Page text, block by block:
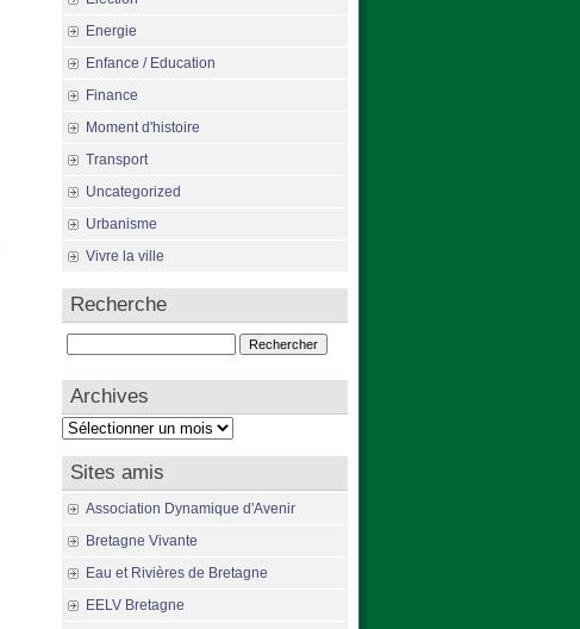
Energie
Enfance / Education
Finance
Moment d'histoire
Transport
Uncategorized
Urbanisme
Vivre la ville
Recherche
Archives
Archives
Sites amis
Association Dynamique d'Avenir
Bretagne Vivante
Eau et Rivières de Bretagne
EELV Bretagne